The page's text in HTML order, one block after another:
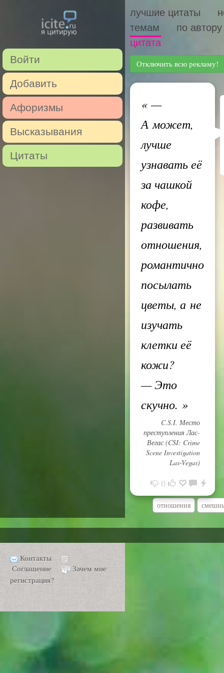
Войти
Добавить
Афоризмы
Высказывания
Цитаты
лучшие цитаты
темам
по автору
цитата
Отключить всю рекламу!
«—
А может,
лучше
узнавать её
за чашкой
кофе,
развивать
отношения,
романтично
посылать
цветы, а не
изучать
клетки её
кожи?
— Это
скучно. »
C.S.I. Место
преступления Лас-
Вегас (CSI: Crime
Scene Investigation
Las-Vegas)
0
отношения
Контакты
Соглашение
Зачем мне
регистрация?